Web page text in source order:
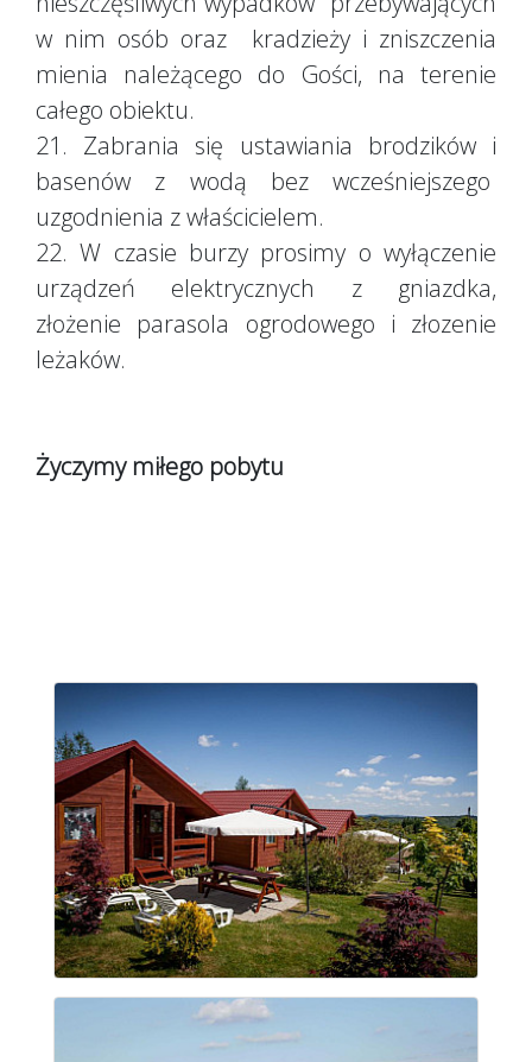
w nim osób oraz kradzieży i zniszczenia
mienia należącego do Gości, na terenie
całego obiektu.
21. Zabrania się ustawiania brodzików i
basenów z wodą bez wcześniejszego
uzgodnienia z właścicielem.
22. W czasie burzy prosimy o wyłączenie
urządzeń elektrycznych z gniazdka,
złożenie parasola ogrodowego i złozenie
leżaków.
Życzymy miłego pobytu